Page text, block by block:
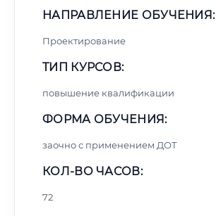
НАПРАВЛЕНИЕ ОБУЧЕНИЯ:
Проектирование
ТИП КУРСОВ:
повышение квалификации
ФОРМА ОБУЧЕНИЯ:
заочно с применением ДОТ
КОЛ-ВО ЧАСОВ:
72